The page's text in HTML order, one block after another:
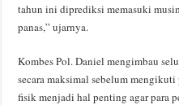
tahun ini diprediksi memasuki
panas,” ujarnya.
Kombes Pol. Daniel mengimbau
secara maksimal sebelum
fisik menjadi hal penting agar para